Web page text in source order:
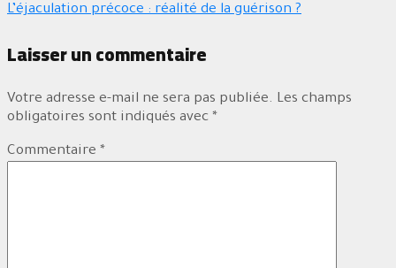
L’éjaculation précoce : réalité de la guérison ?
Laisser un commentaire
Votre adresse e-mail ne sera pas publiée. Les champs
obligatoires sont indiqués avec *
Commentaire *